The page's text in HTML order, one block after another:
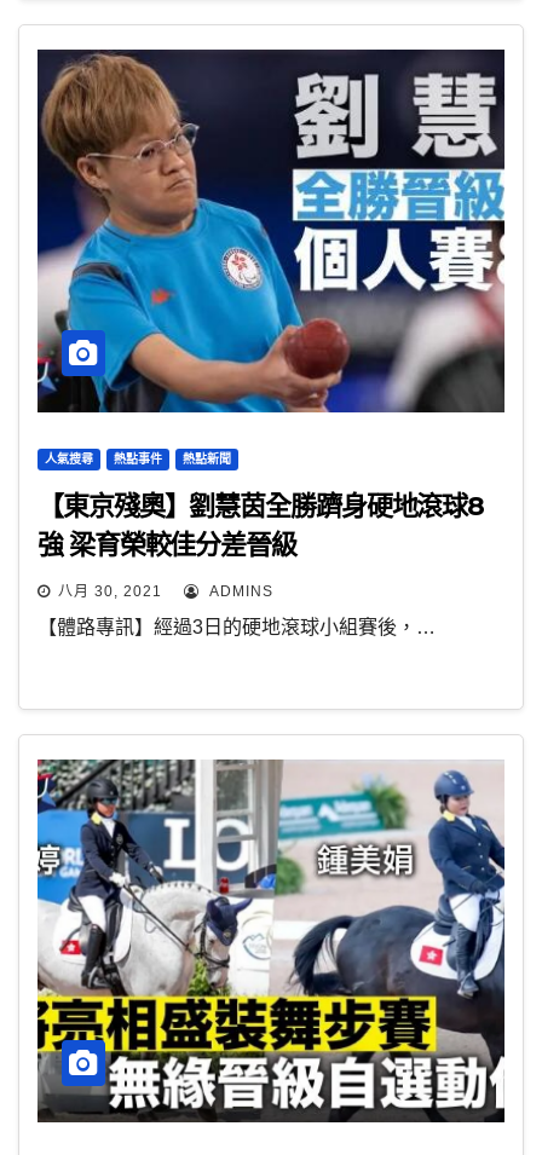
人氣搜尋 熱點事件 熱點新聞
【東京殘奧】劉慧茵全勝躋身硬地滾球8
強 梁育榮較佳分差晉級
八月 30, 2021 ADMINS
【體路專訊】經過3日的硬地滾球小組賽後，…